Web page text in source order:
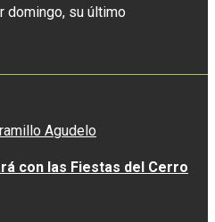
domingo, su último
Agudelo
con las Fiestas del Cerro